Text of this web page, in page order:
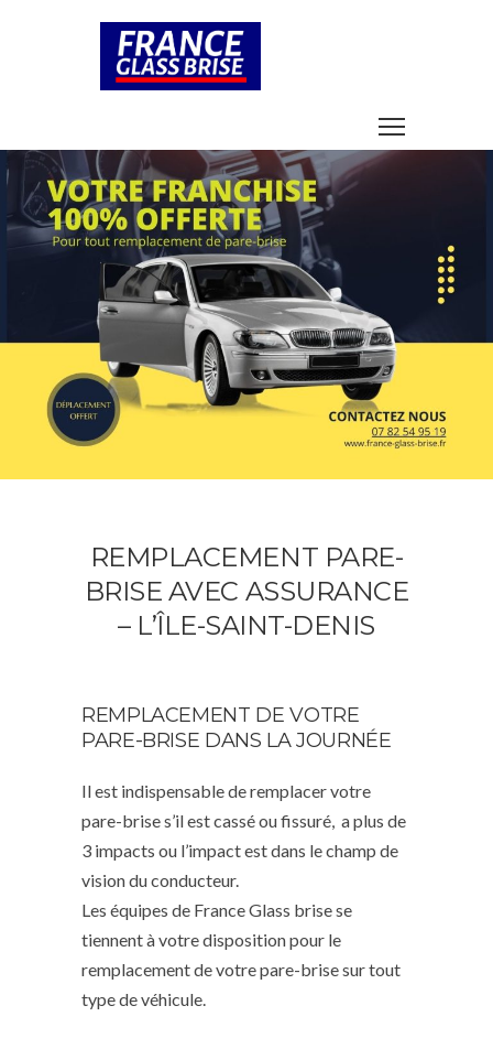
REMPLACEMENT PARE-
BRISE AVEC ASSURANCE
– L’ÎLE-SAINT-DENIS
REMPLACEMENT DE VOTRE
PARE-BRISE DANS LA JOURNÉE
Il est indispensable de remplacer votre
pare-brise s’il est cassé ou fissuré, a plus de
3 impacts ou l’impact est dans le champ de
vision du conducteur.
Les équipes de France Glass brise se
tiennent à votre disposition pour le
remplacement de votre pare-brise sur tout
type de véhicule.